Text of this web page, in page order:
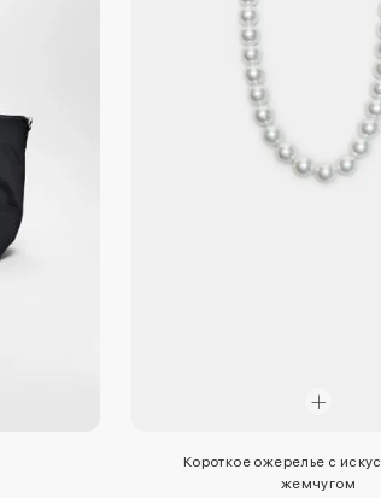
Короткое ожерелье с
жемчугом